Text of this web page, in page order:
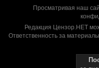
Просматривая наш
Редакция Цензор.НЕТ
Ответственность за